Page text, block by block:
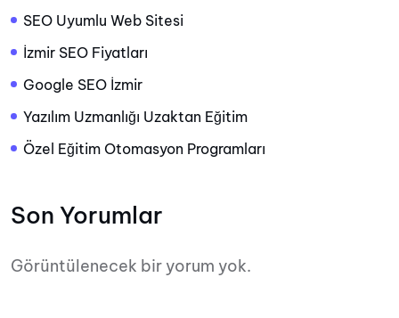
SEO Uyumlu Web Sitesi
İzmir SEO Fiyatları
Google SEO İzmir
Yazılım Uzmanlığı Uzaktan Eğitim
Özel Eğitim Otomasyon Programları
Son Yorumlar
Görüntülenecek bir yorum yok.